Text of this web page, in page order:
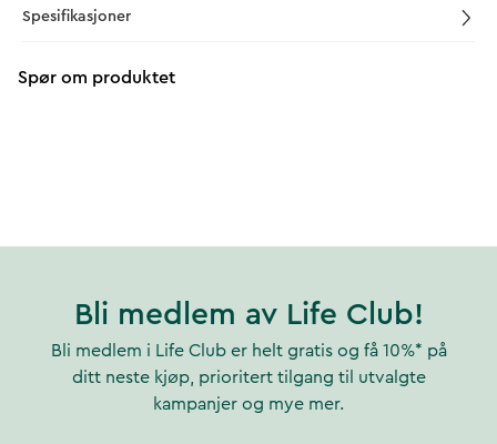
Spesifikasjoner
Spør om produktet
Bli medlem av Life Club!
Bli medlem i Life Club er helt gratis og få 10%* på
ditt neste kjøp, prioritert tilgang til utvalgte
kampanjer og mye mer.